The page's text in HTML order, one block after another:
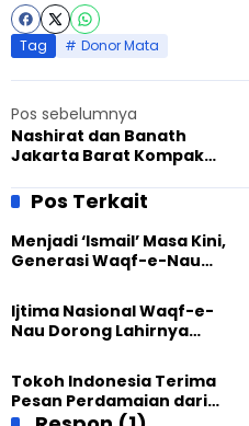
Tag Donor Mata
Pos sebelumnya
Nashirat dan Banath
Jakarta Barat Kompak
Pos Terkait
Menjadi ‘Ismail’ Masa Kini,
Generasi Waqf-e-Nau
Pengabdian
Ijtima Nasional Waqf-e-
Nau Dorong Lahirnya
yang Militan
Tokoh Indonesia Terima
Pesan Perdamaian dari
Khalifah Muslim